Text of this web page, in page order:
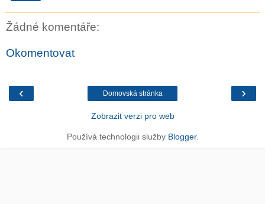
Žádné komentáře:
Okomentovat
‹ ›
Domovská stránka
Zobrazit verzi pro web
Používá technologii služby Blogger.